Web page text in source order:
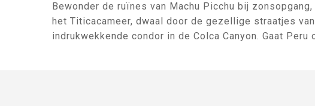
Bewonder de ruïnes van Machu Picchu bij
het Titicacameer, dwaal door de gezellige straatjes
indrukwekkende condor in de Colca Canyon. Gaat Peru